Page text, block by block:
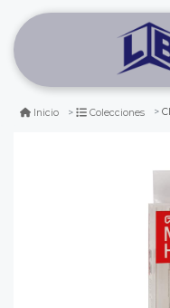
Inicio Colecciones